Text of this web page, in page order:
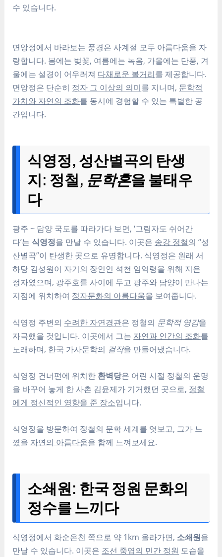
수 있습니다.
면앙정에서 바라보는 풍경은 사계절 모두 아름다움을 자
랑합니다. 봄에는 벚꽃, 여름에는 녹음, 가을에는 단풍, 겨
울에는 설경이 어우러져 다채로운 볼거리를 제공합니다.
면앙정은 단순히 정자 그 이상의 의미를 지니며, 문학적
가치와 자연의 조화를 동시에 경험할 수 있는 특별한 공
간입니다.
식영정, 성산별곡의 탄생
지: 정철, 문학혼을 불태우
다
광주 ~ 담양 국도를 따라가다 보면, ‘그림자도 쉬어간
다’는 식영정을 만날 수 있습니다. 이곳은 송강 정철의 “성
산별곡”이 탄생한 곳으로 유명합니다. 식영정은 원래 서
하당 김성원이 자기의 장인인 석천 임억령을 위해 지은
정자였으며, 광주호를 사이에 두고 광주와 담양이 만나는
지점에 위치하여 정자문화의 아름다움을 보여줍니다.
식영정 주변의 수려한 자연경관은 정철의 문학적 영감을
자극했을 것입니다. 이곳에서 그는 자연과 인간의 조화를
노래하며, 한국 가사문학의 걸작을 만들어냈습니다.
식영정 건너편에 위치한 환벽당은 어린 시절 정철의 운명
을 바꾸어 놓게 한 사촌 김윤제가 기거했던 곳으로, 정철
에게 정신적인 영향을 준 장소입니다.
식영정을 방문하여 정철의 문학 세계를 엿보고, 그가 느
꼈을 자연의 아름다움을 함께 느껴보세요.
소쇄원: 한국 정원 문화의
정수를 느끼다
식영정에서 화순온천 쪽으로 약 1km 올라가면, 소쇄원을
만날 수 있습니다. 이곳은 조선 중엽의 민간 정원 모습을